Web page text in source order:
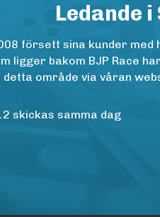
Ledande
försett sina kunder
ligger bakom BJP Race
detta område via våran
skickas samma dag